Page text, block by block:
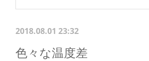
2018.08.01 23:32
色々な温度差